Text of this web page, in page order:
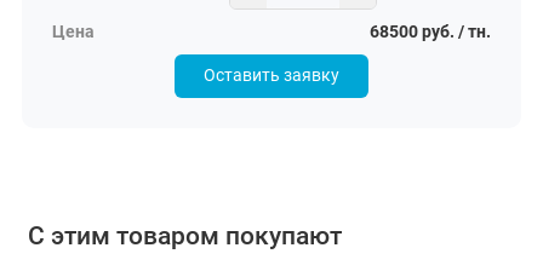
68500 руб. / тн.
Оставить заявку
С этим товаром покупают